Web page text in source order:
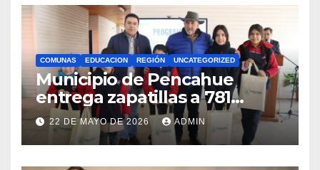
COMUNAS EDUCACION REGIÓN UNCATEGORIZED
Municipio de Pencahue
entrega zapatillas a 781
estudiantes con recursos del
Royalty Minero
22 DE MAYO DE 2026 ADMIN